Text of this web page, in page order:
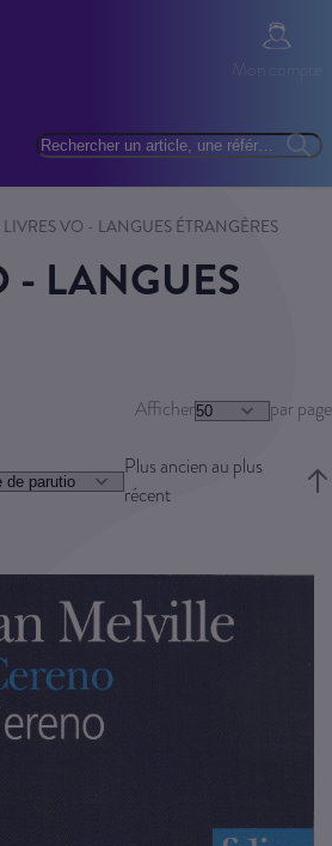
Rechercher
Mon
Mon compte
LIVRES VO - LANGUES ÉTRANGÈRES
- LANGUES
Afficher par page
Plus ancien au plus
récent